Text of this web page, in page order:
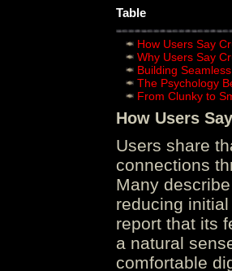
Table
How Users Say
Why Users Say
Building
The Psychology
From Clunky to
How Users
Users share
connections
Many
reducing
report that its
a natural
comfortable